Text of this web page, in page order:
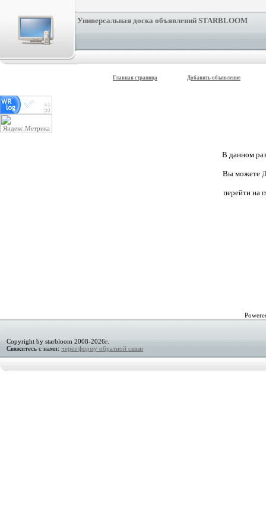
Универсальная доска объявлений STARBLOOM
Главная страница Добавить объявление
В данном
Вы можете
перейти на
Copyright by starbloom 2008-2026г.
Свяжитесь с нами: через форму обратной связи